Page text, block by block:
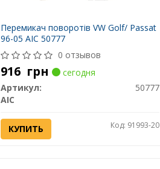
Перемикач поворотів VW Golf/ Passat
96-05 AIC 50777
0 отзывов
916 грн
сегодня
Артикул:
50777
AIC
КУПИТЬ Код: 91993-20